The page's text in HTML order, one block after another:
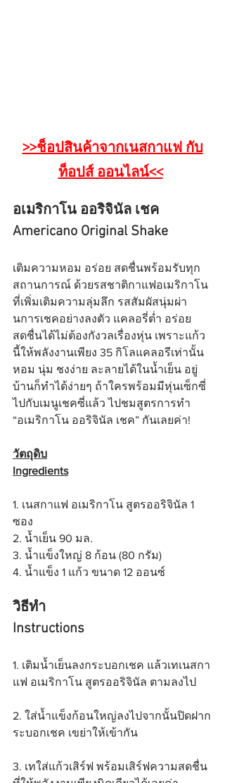
>>ช็อปสินค้าจากเนสกาแฟ กับ
ท็อปส์ ออนไลน์<<
อเมริกาโน ออริจินัล เชค
Americano Original Shake
เติมความหอม อร่อย สดชื่นพร้อมรับทุก
สถานการณ์ ด้วยรสชาติกาแฟอเมริกาโน
ที่เพิ่มเติมความลุ่มลึก รสสัมผัสนุ่มผ่า
นการเชคอย่างลงตัว แคลอรี่ต่ำ อร่อย
สดชื่นได้ไม่ต้องกังวลเรื่องหุ่น เพราะแก้ว
นี้ให้พลังงานเพียง 35 กิโลแคลอรีเท่านั้น
หอม นุ่ม ชงง่าย ละลายได้ในน้ำเย็น อยู่
บ้านก็ทำได้ง่ายๆ ถ้าใครพร้อมมีหุ่นเซ็กซี่
ไปกับเมนูเชคซี่แล้ว ไปชมสูตรการทำ
“อเมริกาโน ออริจินัล เชค” กันเลยค่า!
วัตถุดิบ
Ingredients
1. เนสกาแฟ อเมริกาโน สูตรออริจินัล 1
ซอง
2. น้ำเย็น 90 มล.
3. น้ำแข็งใหญ่ 8 ก้อน (80 กรัม)
4. น้ำแข็ง 1 แก้ว ขนาด 12 ออนซ์
วิธีทำ
Instructions
1. เติมน้ำเย็นลงกระบอกเชค แล้วเทเนสกา
แฟ อเมริกาโน สูตรออริจินัล ตามลงไป
2. ใส่น้ำแข็งก้อนใหญ่ลงไปจากนั้นปิดฝาก
ระบอกเชค เขย่าให้เข้ากัน
3. เทใส่แก้วเสิร์ฟ พร้อมเสิร์ฟความสดชื่น